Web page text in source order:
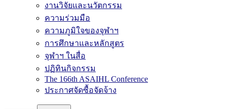
งานวิจัยและนวัตกรรม
ความร่วมมือ
ความภูมิใจของจุฬาฯ
การศึกษาและหลักสูตร
จุฬาฯ ในสื่อ
ปฏิทินกิจกรรม
The 166th ASAIHL Conference
ประกาศจัดซื้อจัดจ้าง